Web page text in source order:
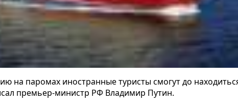
на паромах иностранные туристы смогут до
премьер-министр РФ Владимир Путин.